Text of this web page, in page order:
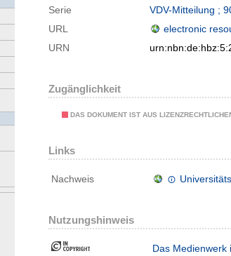
Serie
VDV-Mitteilung ;
URL
electronic
URN
Zugänglichkeit
DAS DOKUMENT IST AUS
Links
Nachweis
Nutzungshinweis
Das Medienwerk